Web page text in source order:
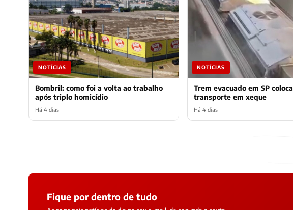
NOTÍCIAS
Bombril: como foi a volta ao trabalho
após triplo homicídio
Há 4 dias
NOTÍCIAS
Trem evacuado em SP coloca
transporte em xeque
Há 4 dias
Fique por dentro de tudo